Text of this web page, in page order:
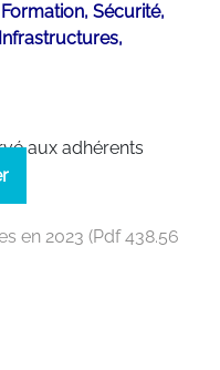
Sécurité,
aux adhérents
en 2023 (Pdf438.56